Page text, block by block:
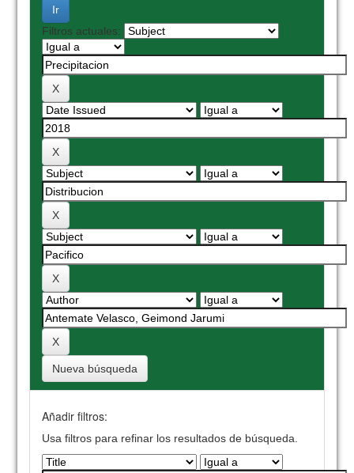
Filtros actuales:
Nueva búsqueda
Añadir filtros:
Usa filtros para refinar los resultados de búsqueda.